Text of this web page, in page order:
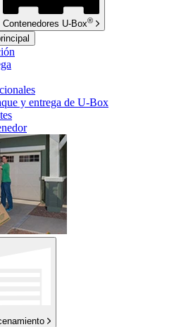
Contenedores U-Box®
y entrega de U-Box